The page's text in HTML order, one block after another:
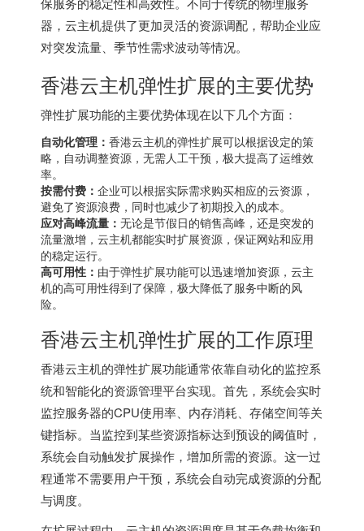
器，云主机提供了更加灵活的资源调配，帮助企业应
对突发流量、季节性需求波动等情况。
香港云主机弹性扩展的主要优势
弹性扩展功能的主要优势体现在以下几个方面：
自动化管理： 香港云主机的弹性扩展可以根据设定的策
略，自动调整资源，无需人工干预，极大提高了运维效
率。
按需付费： 企业可以根据实际需求购买相应的云资源，
避免了资源浪费，同时也减少了初期投入的成本。
应对高峰流量： 无论是节假日的销售高峰，还是突发的
流量激增，云主机都能实时扩展资源，保证网站和应用
的稳定运行。
高可用性： 由于弹性扩展功能可以迅速增加资源，云主
机的高可用性得到了保障，极大降低了服务中断的风
险。
香港云主机弹性扩展的工作原理
香港云主机的弹性扩展功能通常依靠自动化的监控系
统和智能化的资源管理平台实现。首先，系统会实时
监控服务器的CPU使用率、内存消耗、存储空间等关
键指标。当监控到某些资源指标达到预设的阈值时，
系统会自动触发扩展操作，增加所需的资源。这一过
程通常不需要用户干预，系统会自动完成资源的分配
与调度。